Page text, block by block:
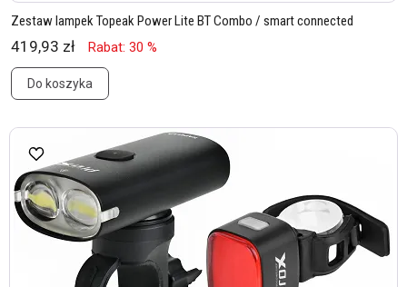
Zestaw lampek Topeak Power Lite BT Combo / smart connected
419,93 zł Rabat: 30 %
Do koszyka